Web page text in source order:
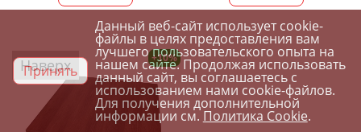
+10%
Наверх
Принять
Данный веб-сайт использует cookie-
файлы в целях предоставления вам
лучшего пользовательского опыта на
нашем сайте. Продолжая использовать
данный сайт, вы соглашаетесь с
использованием нами cookie-файлов.
Для получения дополнительной
информации см.Политика Cookie.